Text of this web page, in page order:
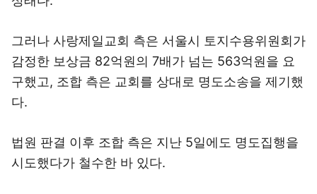
그러나 사랑제일교회 측은 서울시 토지수용위원회가
감정한 보상금 82억원의 7배가 넘는 563억원을 요
구했고, 조합 측은 교회를 상대로 명도소송을 제기했
다.
법원 판결 이후 조합 측은 지난 5일에도 명도집행을
시도했다가 철수한 바 있다.